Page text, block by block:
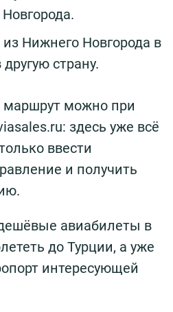
Нижнего Новгорода в
страну.
маршрут можно при
здесь уже всё
ввести
и получить
авиабилеты в
до Турции, а уже
интересующей